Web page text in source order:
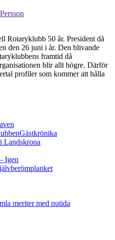
Rotaryklubb 50 år. President då
den 26 juni i år. Den blivande
framtid då
blir allt högre. Därför
profiler som kommer att hålla
Gästkrönika
Landskrona
Igen
planket
meriter med nutida